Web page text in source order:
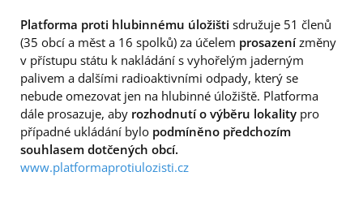
Platforma proti hlubinnému úložišti sdružuje 51 členů
(35 obcí a měst a 16 spolků) za účelem prosazení změny
v přístupu státu k nakládání s vyhořelým jaderným
palivem a dalšími radioaktivními odpady, který se
nebude omezovat jen na hlubinné úložiště. Platforma
dále prosazuje, aby rozhodnutí o výběru lokality pro
případné ukládání bylo podmíněno předchozím
souhlasem dotčených obcí.
www.platformaprotiulozisti.cz